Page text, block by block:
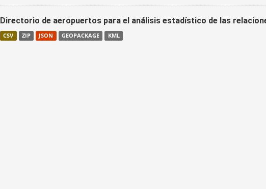
Directorio de aeropuertos para el análisis estadístico de las
CSV ZIP JSON GEOPACKAGE KML